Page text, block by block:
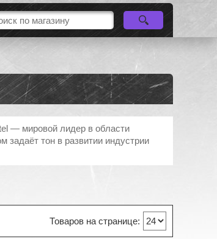
— мировой лидер в области
задаёт тон в развитии индустрии